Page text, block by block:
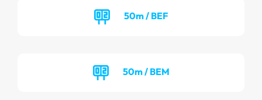
50m / BEF
50m / BEM